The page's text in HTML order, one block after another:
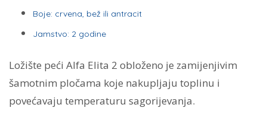
Boje: crvena, bež ili antracit
Jamstvo: 2 godine
Ložište peći Alfa Elita 2 obloženo je zamijenjivim
šamotnim pločama koje nakupljaju toplinu i
povećavaju temperaturu sagorijevanja.